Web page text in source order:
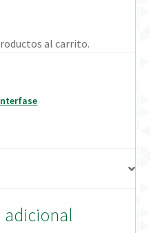
Tienda Online!
al carrito.